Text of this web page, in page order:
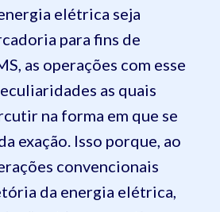
elétrica seja
para fins de
as operações com esse
as quais
na forma em que se
exação. Isso porque, ao
convencionais
da energia elétrica,